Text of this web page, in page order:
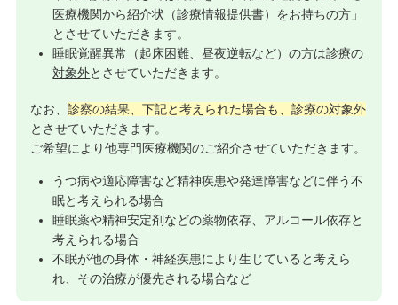
医療機関から紹介状（診療情報提供書）をお持ちの方」
とさせていただきます。
睡眠覚醒異常（起床困難、昼夜逆転など）の方は診療の
対象外とさせていただきます。
なお、診察の結果、下記と考えられた場合も、診療の対象外
とさせていただきます。
ご希望により他専門医療機関のご紹介させていただきます。
うつ病や適応障害など精神疾患や発達障害などに伴う不
眠と考えられる場合
睡眠薬や精神安定剤などの薬物依存、アルコール依存と
考えられる場合
不眠が他の身体・神経疾患により生じていると考えら
れ、その治療が優先される場合など